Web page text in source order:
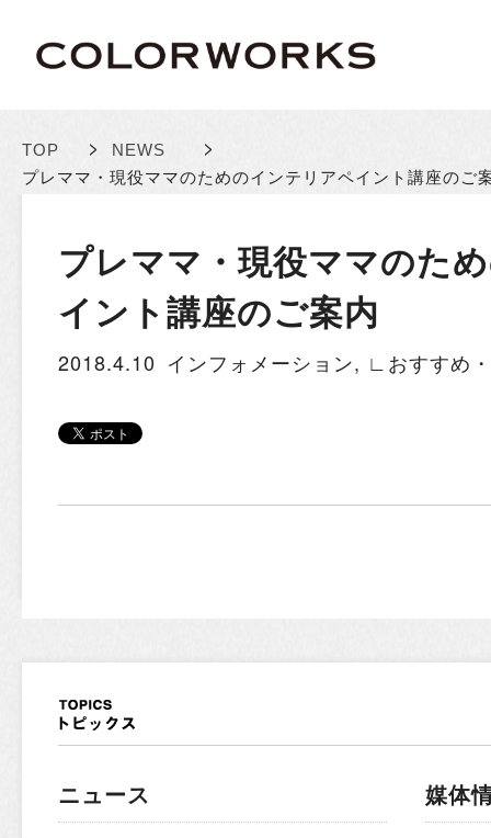
TOP > NEWS >
プレママ・現役ママのためのインテリアペイント講座のご
プレママ・現役ママのた
イント講座のご案内
2018.4.10 インフォメーション, ∟おすすめ
ニュース
媒体